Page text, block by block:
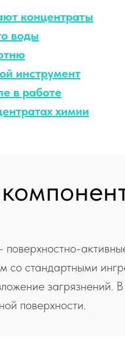
концентраты
воды
инструмент
в работе
химии
со стандартными
загрязнений.
поверхности.